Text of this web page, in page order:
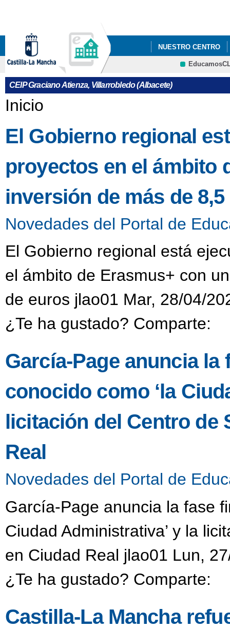
NUESTRO CENTRO
INFÓRMATE AMPA
CEIP Graciano Atienza, Villarrobledo (Albacete)
Se encuentra usted aquí
Inicio
El Gobierno regional
proyectos en el ámbito
inversión de más de
Novedades del Portal de
El Gobierno regional está
el ámbito de Erasmus+ con
de euros jlao01 Mar, 28/04/
¿Te ha gustado? Comparte:
García-Page anuncia
conocido como ‘la
licitación del Centro de
Real
Novedades del Portal de
García-Page anuncia la fase
Ciudad Administrativa’ y la
en Ciudad Real jlao01 Lun,
¿Te ha gustado? Comparte:
Castilla-La Mancha